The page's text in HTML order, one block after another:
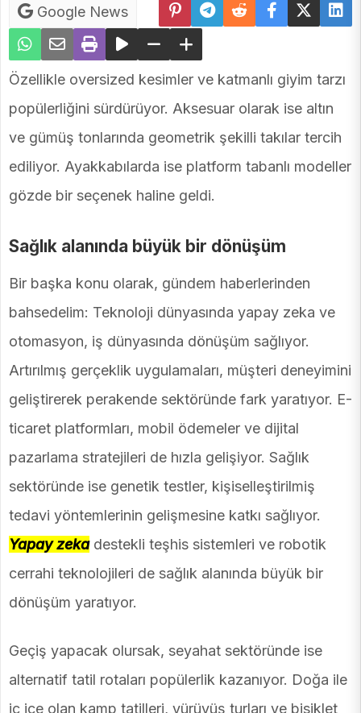
Google News
Özellikle oversized kesimler ve katmanlı giyim tarzı
popülerliğini sürdürüyor. Aksesuar olarak ise altın
ve gümüş tonlarında geometrik şekilli takılar tercih
ediliyor. Ayakkabılarda ise platform tabanlı modeller
gözde bir seçenek haline geldi.
Sağlık alanında büyük bir dönüşüm
Bir başka konu olarak, gündem haberlerinden
bahsedelim: Teknoloji dünyasında yapay zeka ve
otomasyon, iş dünyasında dönüşüm sağlıyor.
Artırılmış gerçeklik uygulamaları, müşteri deneyimini
geliştirerek perakende sektöründe fark yaratıyor. E-
ticaret platformları, mobil ödemeler ve dijital
pazarlama stratejileri de hızla gelişiyor. Sağlık
sektöründe ise genetik testler, kişiselleştirilmiş
tedavi yöntemlerinin gelişmesine katkı sağlıyor.
Yapay zekadestekli teşhis sistemleri ve robotik
cerrahi teknolojileri de sağlık alanında büyük bir
dönüşüm yaratıyor.
Geçiş yapacak olursak, seyahat sektöründe ise
alternatif tatil rotaları popülerlik kazanıyor. Doğa ile
iç içe olan kamp tatilleri, yürüyüş turları ve bisiklet